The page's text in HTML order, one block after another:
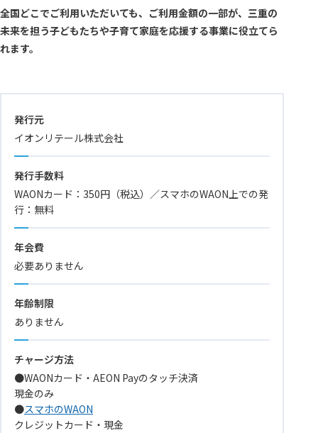
全国どこでご利用いただいても、ご利用金額の一部が、三重の
未来を担う子どもたちや子育て家庭を応援する事業に役立てら
れます。
発行元
イオンリテール株式会社
発行手数料
WAONカード：350円（税込）／スマホのWAON上での発
行：無料
年会費
必要ありません
年齢制限
ありません
チャージ方法
●WAONカード・AEON Payのタッチ決済
現金のみ
●スマホのWAON
クレジットカード・現金